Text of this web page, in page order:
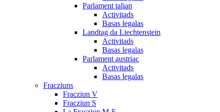
Parlament talian
Activitads
Basas legalas
Landtag da Liechtenstein
Activitads
Basas legalas
Parlament austriac
Activitads
Basas legalas
Fracziuns
Fracziun V
Fracziun S